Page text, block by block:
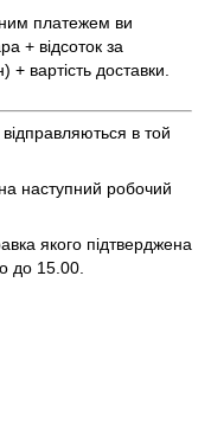
платежем ви
+ відсоток за
+ вартість доставки.
в той
наступний робочий
якого підтверджена
до 15.00.